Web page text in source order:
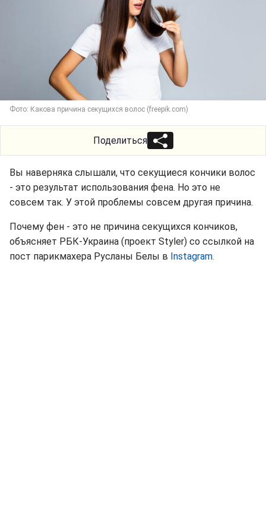
Фото: Какова причина секущихся волос (freepik.com)
Поделиться
Вы наверняка слышали, что секущиеся кончики волос
- это результат использования фена. Но это не
совсем так. У этой проблемы совсем другая причина.
Почему фен - это не причина секущихся кончиков,
объясняет РБК-Украина (проект Styler) со ссылкой на
пост парикмахера Русланы Белы в Instagram.